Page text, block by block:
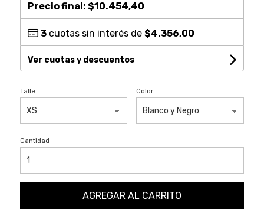
Precio final: $10.454,40
3cuotas sin interés de $4.356,00
Ver cuotas y descuentos
Talle Color
Cantidad
AGREGAR AL CARRITO